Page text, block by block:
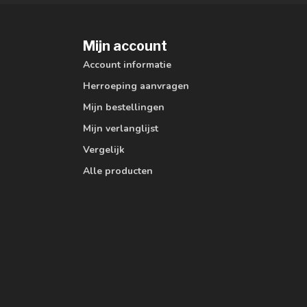
Mijn account
Account informatie
Herroeping aanvragen
Mijn bestellingen
Mijn verlanglijst
Vergelijk
Alle producten